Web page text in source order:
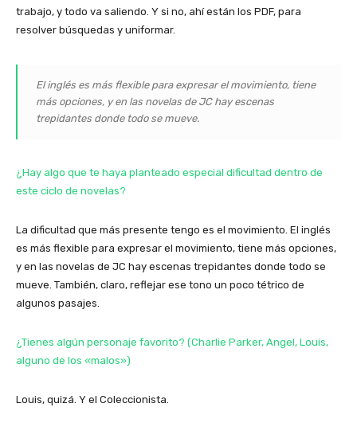
trabajo, y todo va saliendo. Y si no, ahí están los PDF, para
resolver búsquedas y uniformar.
El inglés es más flexible para expresar el movimiento, tiene
más opciones, y en las novelas de JC hay escenas
trepidantes donde todo se mueve.
¿Hay algo que te haya planteado especial dificultad dentro de
este ciclo de novelas?
La dificultad que más presente tengo es el movimiento. El inglés
es más flexible para expresar el movimiento, tiene más opciones,
y en las novelas de JC hay escenas trepidantes donde todo se
mueve. También, claro, reflejar ese tono un poco tétrico de
algunos pasajes.
¿Tienes algún personaje favorito? (Charlie Parker, Angel, Louis,
alguno de los «malos»)
Louis, quizá. Y el Coleccionista.